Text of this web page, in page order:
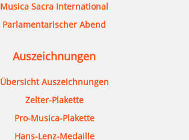
Musica Sacra International
Parlamentarischer Abend
Auszeichnungen
Übersicht Auszeichnungen
Zelter-Plakette
Pro-Musica-Plakette
Hans-Lenz-Medaille